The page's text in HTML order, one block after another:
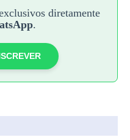
diretamente
.